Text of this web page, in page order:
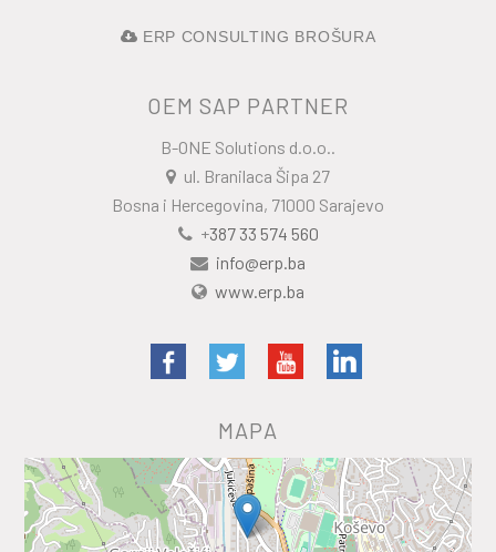
ERP CONSULTING BROŠURA
OEM SAP PARTNER
B-ONE Solutions d.o.o..
ul. Branilaca Šipa 27
Bosna i Hercegovina, 71000 Sarajevo
+387 33 574 560
info@erp.ba
www.erp.ba
MAPA